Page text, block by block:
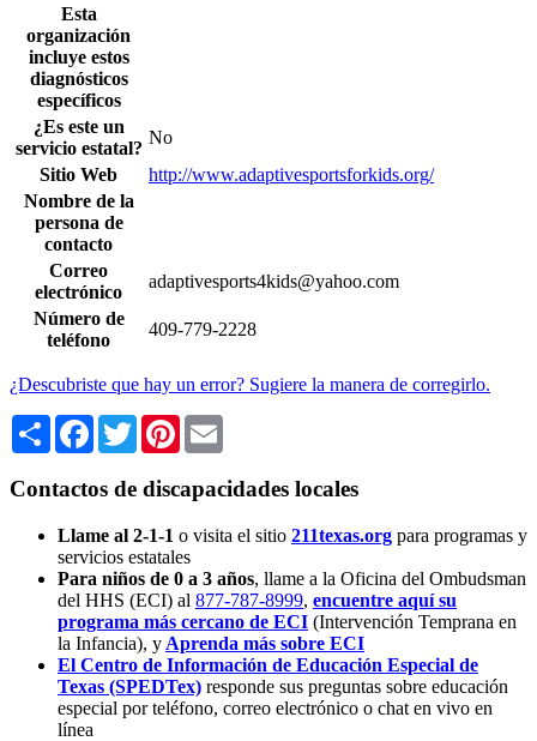
Esta
organización
incluye estos
diagnósticos
específicos
¿Es este un
servicio estatal?
No
Sitio Web
http://www.adaptivesportsforkids.org/
Nombre de la
persona de
contacto
Correo
electrónico
adaptivesports4kids@yahoo.com
Número de
teléfono
409-779-2228
¿Descubriste que hay un error? Sugiere la manera de corregirlo.
Share Facebook
TwitterPinterest
Contactos de discapacidades locales
Llame al 2-1-1 o visita el sitio 211texas.org para programas y
servicios estatales
Para niños de 0 a 3 años, llame a la Oficina del Ombudsman
del HHS (ECI) al 877-787-8999, encuentre aquí su
programa más cercano de ECI (Intervención Temprana en
la Infancia), y Aprenda más sobre ECI
El Centro de Información de Educación Especial de
Texas (SPEDTex) responde sus preguntas sobre educación
especial por teléfono, correo electrónico o chat en vivo en
línea